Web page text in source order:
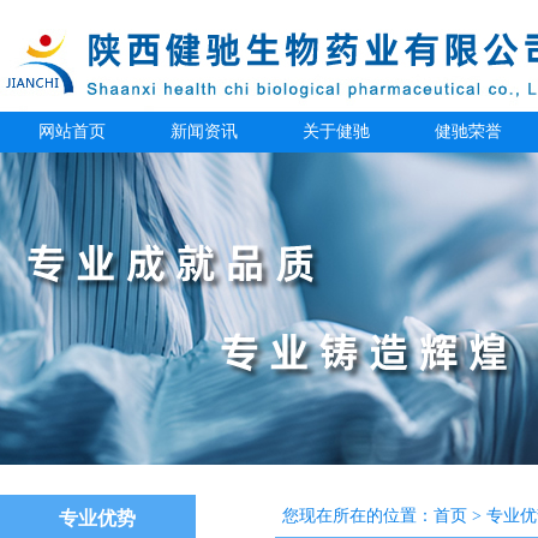
网站首页 新闻资讯 关于健驰 健驰荣誉
专业优势 您现在所在的位置： 首页 > 专业